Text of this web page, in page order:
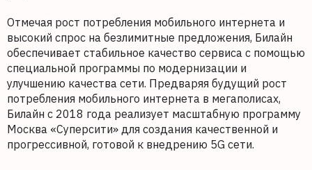
Отмечая рост потребления мобильного интернета и
высокий спрос на безлимитные предложения, Билайн
обеспечивает стабильное качество сервиса с помощью
специальной программы по модернизации и
улучшению качества сети. Предваряя будущий рост
потребления мобильного интернета в мегаполисах,
Билайн с 2018 года реализует масштабную программу
Москва «Суперсити» для создания качественной и
прогрессивной, готовой к внедрению 5G сети.